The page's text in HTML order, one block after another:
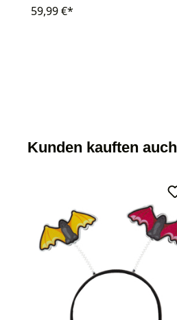
59,99 €*
Kunden kauften auch